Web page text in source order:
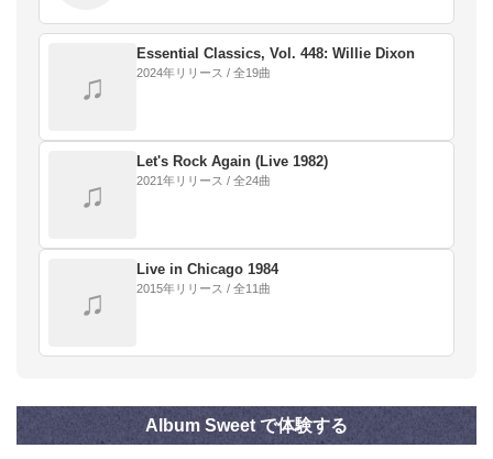
♫
Essential Classics, Vol. 448: Willie Dixon
2024年リリース / 全19曲
♫
Let's Rock Again (Live 1982)
2021年リリース / 全24曲
♫
Live in Chicago 1984
2015年リリース / 全11曲
Album Sweet で体験する